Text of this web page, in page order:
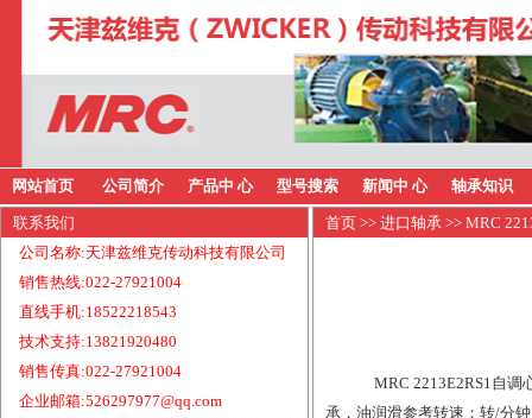
网站首页 公司简介 产品中 心 型号搜索 新闻中 心 轴承知识
联系我们
公司名称:天津兹维克传动科技有限公司
销售热线:022-27921004
直线手机:18522218543
技术支持:13821920480
销售传真:022-27921004
企业邮箱:526297977@qq.com
首页 >> 进口轴承 >> MRC
MRC 2213E2RS1自调
承，油润滑参考转速：转/分